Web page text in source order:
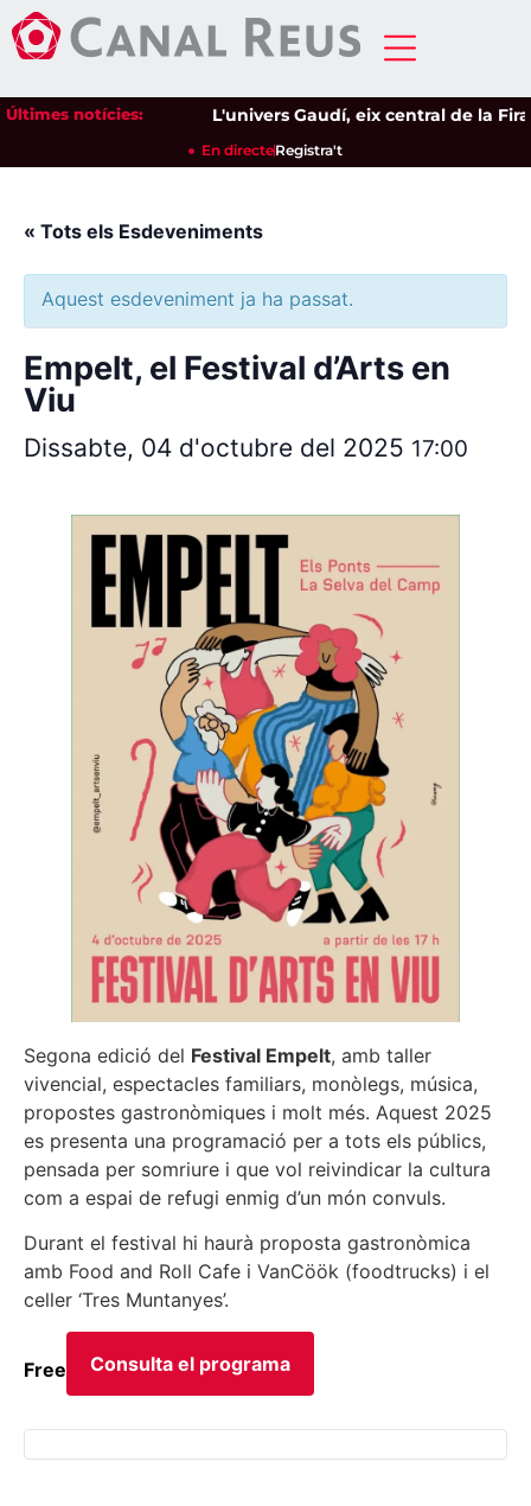
Últimes notícies: L'univers Gaudí, eix central de la
En directeRegistra't
« Tots els Esdeveniments
Aquest esdeveniment ja ha passat.
Empelt, el Festival d’Arts en
Viu
Dissabte, 04 d'octubre del 2025 17:00
Segona edició del Festival Empelt, amb taller
vivencial, espectacles familiars, monòlegs, música,
propostes gastronòmiques i molt més. Aquest 2025
es presenta una programació per a tots els públics,
pensada per somriure i que vol reivindicar la cultura
com a espai de refugi enmig d’un món convuls.
Durant el festival hi haurà proposta gastronòmica
amb Food and Roll Cafe i VanCöök (foodtrucks) i el
celler ‘Tres Muntanyes’.
Free Consulta el programa